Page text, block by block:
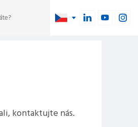
kontaktujte nás.